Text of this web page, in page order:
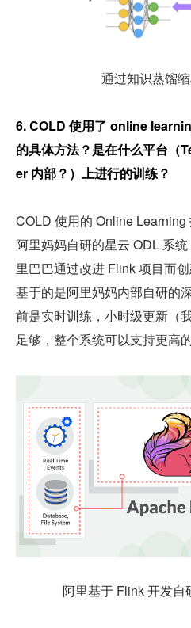
通过知识蒸馏
6. COLD 使用了 online
的具体方法？是在什么平台
er 内部？）上进行的训练？
COLD 使用的 Online
阿里妈妈自研的星云 ODL 系
里巴巴通过改进 Flink 项目而
基于的是阿里妈妈内部自研的
前是实时训练，小时级更新（
足够，整个系统可以支持更高
阿里基于 Flink 开发